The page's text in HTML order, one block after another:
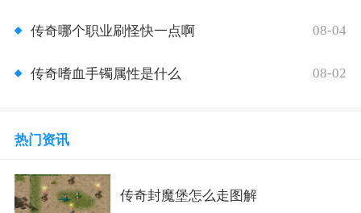
传奇哪个职业刷怪快一点啊 08-04
传奇嗜血手镯属性是什么 08-02
热门资讯
传奇封魔堡怎么走图解